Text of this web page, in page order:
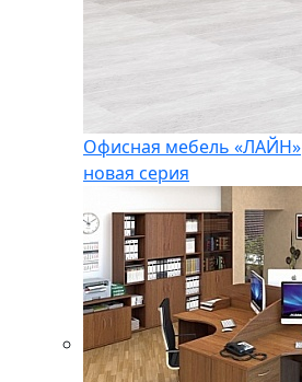
Офисная мебель «ЛАЙН»
новая серия